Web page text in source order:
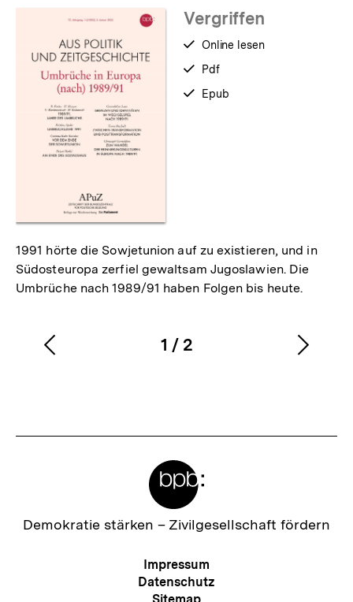
Vergriffen
verfügbar
Online lesen
verfügbar
Pdf
verfügbar
Epub
1991 hörte die Sowjetunion auf zu existieren, und in
Südosteuropa zerfiel gewaltsam Jugoslawien. Die
Umbrüche nach 1989/91 haben Folgen bis heute.
Karussellinhalt
1
von
/ 2
Vorherigen
Zur
Demokratie stärken – Zivilgesellschaft fördern
Meta-
Navigation
Impressum
Datenschutz